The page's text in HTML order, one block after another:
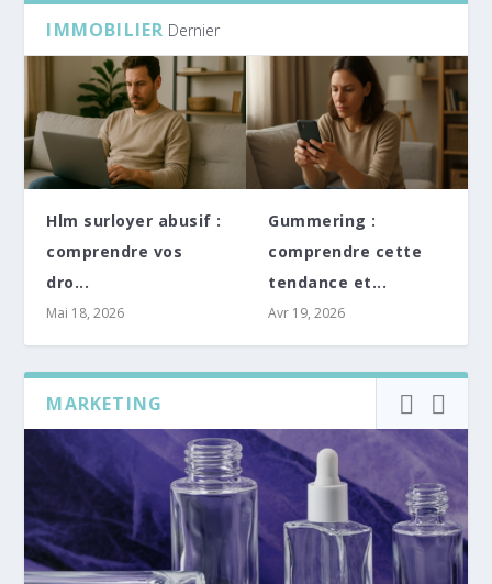
IMMOBILIER Dernier
Hlm surloyer abusif :
comprendre vos
dro...
Mai 18, 2026
Gummering :
comprendre cette
tendance et...
Avr 19, 2026
MARKETING